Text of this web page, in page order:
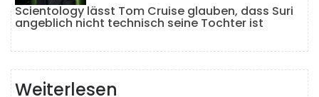
Scientology lässt Tom Cruise glauben, dass Suri
angeblich nicht technisch seine Tochter ist
Weiterlesen